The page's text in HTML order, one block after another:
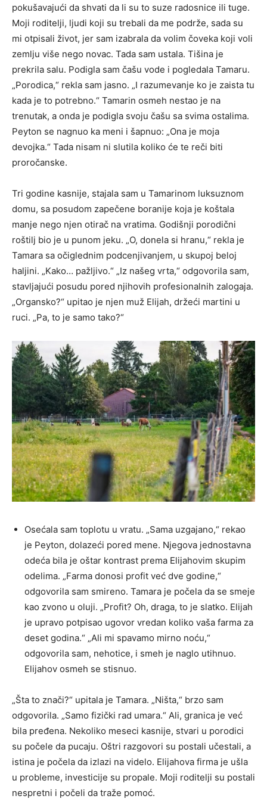
pokušavajući da shvati da li su to suze radosnice ili tuge.
Moji roditelji, ljudi koji su trebali da me podrže, sada su
mi otpisali život, jer sam izabrala da volim čoveka koji voli
zemlju više nego novac. Tada sam ustala. Tišina je
prekrila salu. Podigla sam čašu vode i pogledala Tamaru.
„Porodica,“ rekla sam jasno. „I razumevanje ko je zaista tu
kada je to potrebno.“ Tamarin osmeh nestao je na
trenutak, a onda je podigla svoju čašu sa svima ostalima.
Peyton se nagnuo ka meni i šapnuo: „Ona je moja
devojka.“ Tada nisam ni slutila koliko će te reči biti
proročanske.
Tri godine kasnije, stajala sam u Tamarinom luksuznom
domu, sa posudom zapečene boranije koja je koštala
manje nego njen otirač na vratima. Godišnji porodični
roštilj bio je u punom jeku. „O, donela si hranu,“ rekla je
Tamara sa očiglednim podcenjivanjem, u skupoj beloj
haljini. „Kako… pažljivo.“ „Iz našeg vrta,“ odgovorila sam,
stavljajući posudu pored njihovih profesionalnih zalogaja.
„Organsko?“ upitao je njen muž Elijah, držeći martini u
ruci. „Pa, to je samo tako?“
Osećala sam toplotu u vratu. „Sama uzgajano,“ rekao
je Peyton, dolazeći pored mene. Njegova jednostavna
odeća bila je oštar kontrast prema Elijahovim skupim
odelima. „Farma donosi profit već dve godine,“
odgovorila sam smireno. Tamara je počela da se smeje
kao zvono u oluji. „Profit? Oh, draga, to je slatko. Elijah
je upravo potpisao ugovor vredan koliko vaša farma za
deset godina.“ „Ali mi spavamo mirno noću,“
odgovorila sam, nehotice, i smeh je naglo utihnuo.
Elijahov osmeh se stisnuo.
„Šta to znači?“ upitala je Tamara. „Ništa,“ brzo sam
odgovorila. „Samo fizički rad umara.“ Ali, granica je već
bila pređena. Nekoliko meseci kasnije, stvari u porodici
su počele da pucaju. Oštri razgovori su postali učestali, a
istina je počela da izlazi na videlo. Elijahova firma je ušla
u probleme, investicije su propale. Moji roditelji su postali
nespretni i počeli da traže pomoć.